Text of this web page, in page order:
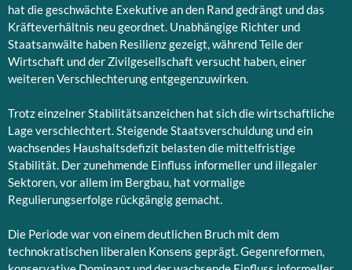
hat die geschwächte Exekutive an den Rand gedrängt und das
Kräfteverhältnis neu geordnet. Unabhängige Richter und
Staatsanwälte haben Resilienz gezeigt, während Teile der
Wirtschaft und der Zivilgesellschaft versucht haben, einer
weiteren Verschlechterung entgegenzuwirken.
Trotz einzelner Stabilitätsanzeichen hat sich die wirtschaftliche
Lage verschlechtert. Steigende Staatsverschuldung und ein
wachsendes Haushaltsdefizit belasten die mittelfristige
Stabilität. Der zunehmende Einfluss informeller und illegaler
Sektoren, vor allem im Bergbau, hat vormalige
Regulierungserfolge rückgängig gemacht.
Die Periode war von einem deutlichen Bruch mit dem
technokratischen liberalen Konsens geprägt. Gegenreformen,